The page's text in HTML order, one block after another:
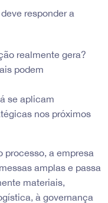
responder a
realmente gera?
podem
se aplicam
nos próximos
processo, a empresa
amplas e passa
materiais,
à governança